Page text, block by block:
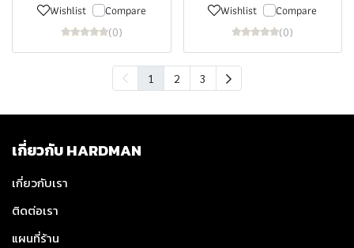
Wishlist Compare
(0)
Wishlist Compare
(0)
1 2 3
เกี่ยวกับ HARDMAN
เกี่ยวกับเรา
ติดต่อเรา
แผนที่ร้าน